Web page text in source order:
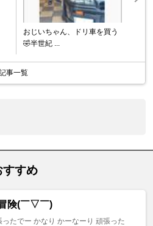
おじいちゃん、ドリ車を買う
🤣半世紀 ...
事一覧
すすめ
険(￣▽￣)
ったでー かなり かーなーり 頑張った